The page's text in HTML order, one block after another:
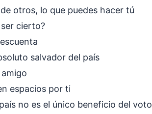
otros, lo que puedes hacer tú
cierto?
salvador del país
espacios por ti
no es el único beneficio del voto